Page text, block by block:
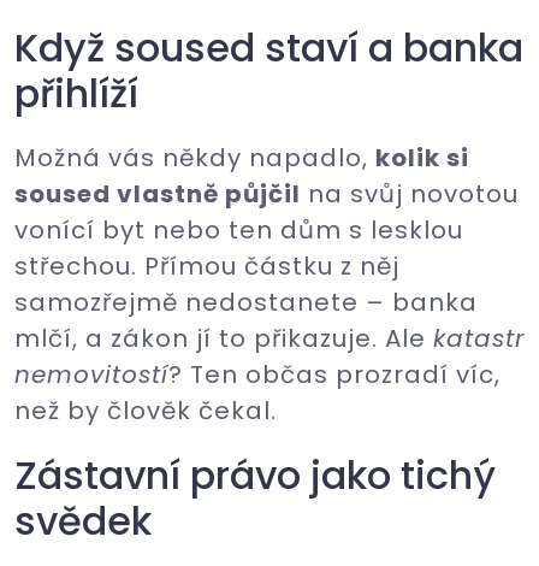
Když soused staví a banka
přihlíží
Možná vás někdy napadlo, kolik si
soused vlastně půjčil na svůj novotou
vonící byt nebo ten dům s lesklou
střechou. Přímou částku z něj
samozřejmě nedostanete – banka
mlčí, a zákon jí to přikazuje. Ale katastr
nemovitostí? Ten občas prozradí víc,
než by člověk čekal.
Zástavní právo jako tichý
svědek